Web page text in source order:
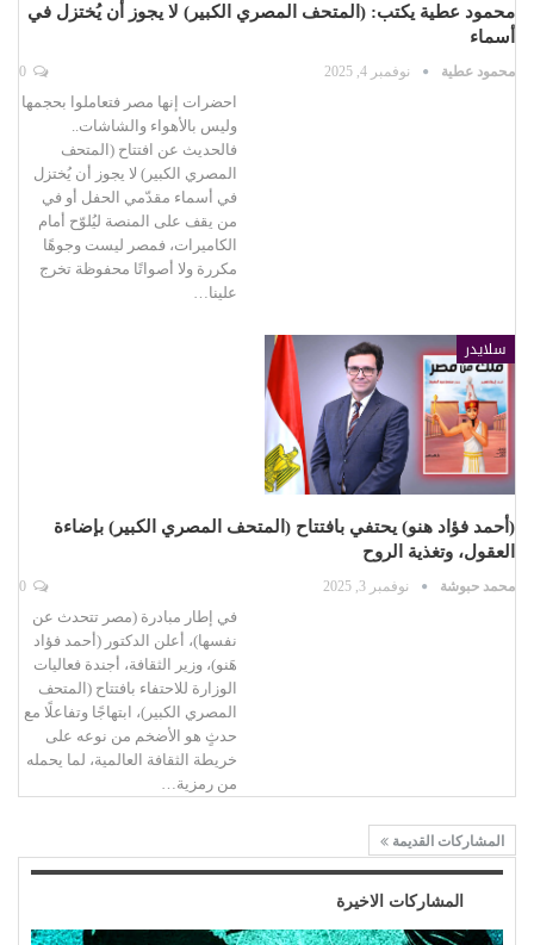
محمود عطية يكتب: (المتحف المصري الكبير) لا يجوز أن يُختزل في
أسماء
محمود عطية نوفمبر 4, 2025
احضرات إنها مصر فتعاملوا بحجمها
وليس بالأهواء والشاشات..
فالحديث عن افتتاح (المتحف
المصري الكبير) لا يجوز أن يُختزل
في أسماء مقدّمي الحفل أو في
من يقف على المنصة ليُلوّح أمام
الكاميرات، فمصر ليست وجوهًا
مكررة ولا أصواتًا محفوظة تخرج
علينا…
سلايدر
(أحمد فؤاد هنو) يحتفي بافتتاح (المتحف المصري الكبير) بإضاءة
العقول، وتغذية الروح
محمد حبوشة نوفمبر 3, 2025
في إطار مبادرة (مصر تتحدث عن
نفسها)، أعلن الدكتور (أحمد فؤاد
هَنو)، وزير الثقافة، أجندة فعاليات
الوزارة للاحتفاء بافتتاح (المتحف
المصري الكبير)، ابتهاجًا وتفاعلًا مع
حدثٍ هو الأضخم من نوعه على
خريطة الثقافة العالمية، لما يحمله
من رمزية…
المشاركات القديمة
المشاركات الاخيرة